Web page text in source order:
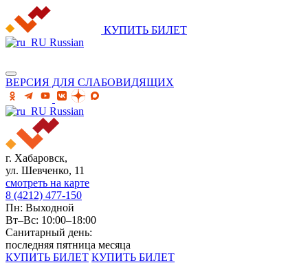
КУПИТЬ БИЛЕТ
Russian
ВЕРСИЯ ДЛЯ СЛАБОВИДЯЩИХ
Russian
г. Хабаровск,
ул. Шевченко, 11
смотреть на карте
8 (4212) 477-150
Пн: Выходной
Вт–Вс: 10:00–18:00
Санитарный день:
последняя пятница месяца
КУПИТЬ БИЛЕТ КУПИТЬ БИЛЕТ